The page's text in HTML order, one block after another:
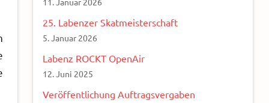
25. Labenzer Skatmeisterschaft
5. Januar 2026
Labenz ROCKT OpenAir
12. Juni 2025
Veröffentlichung Auftragsvergaben